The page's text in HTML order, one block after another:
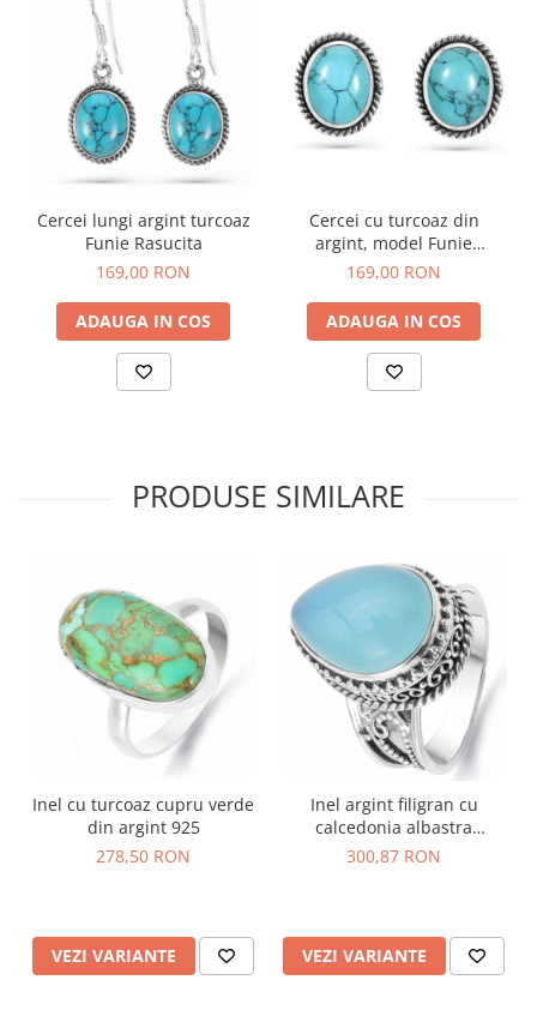
Cercei lungi argint turcoaz
Funie Rasucita
169,00 RON
ADAUGA IN COS
Cercei cu turcoaz din
argint, model Funie
Rasucita pe ureche
169,00 RON
ADAUGA IN COS
PRODUSE SIMILARE
Inel cu turcoaz cupru verde
din argint 925
278,50 RON
VEZI VARIANTE
Inel argint filigran cu
calcedonia albastra
Serenitate
300,87 RON
VEZI VARIANTE